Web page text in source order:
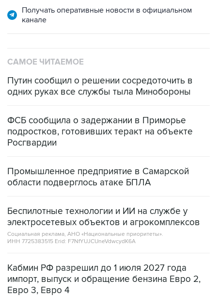
Получать оперативные новости в официальном
канале
САМОЕ ЧИТАЕМОЕ
Путин сообщил о решении сосредоточить в
одних руках все службы тыла Минобороны
ФСБ сообщила о задержании в Приморье
подростков, готовивших теракт на объекте
Росгвардии
Промышленное предприятие в Самарской
области подверглось атаке БПЛА
Беспилотные технологии и ИИ на службе у
электросетевых объектов и агрокомплексов
Социальная реклама, АНО «Национальные приоритеты».
ИНН 7725383515 Erid: F7NfYUJCUneVdwcydK6A
Кабмин РФ разрешил до 1 июля 2027 года
импорт, выпуск и обращение бензина Евро 2,
Евро 3, Евро 4